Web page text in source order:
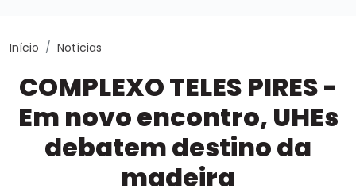
Início Notícias
COMPLEXO TELES PIRES -
Em novo encontro, UHEs
debatem destino da
madeira